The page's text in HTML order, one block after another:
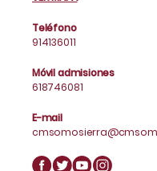
Teléfono
914136011
Móvil admisiones
618746081
E-mail